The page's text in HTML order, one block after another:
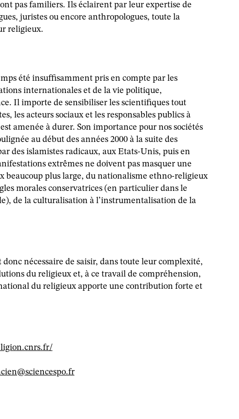
pas familiers. Ils éclairent par leur expertise de
juristes ou encore anthropologues, toute la
religieux.
été insuffisamment pris en compte par les
internationales et de la vie politique,
Il importe de sensibiliser les scientifiques tout
les acteurs sociaux et les responsables publics à
amenée à durer. Son importance pour nos sociétés
au début des années 2000 à la suite des
des islamistes radicaux, aux Etats-Unis, puis en
extrêmes ne doivent pas masquer une
beaucoup plus large, du nationalisme ethno-religieux
morales conservatrices (en particulier dans le
de la culturalisation à l’instrumentalisation de la
donc nécessaire de saisir, dans toute leur complexité,
du religieux et, à ce travail de compréhension,
du religieux apporte une contribution forte et